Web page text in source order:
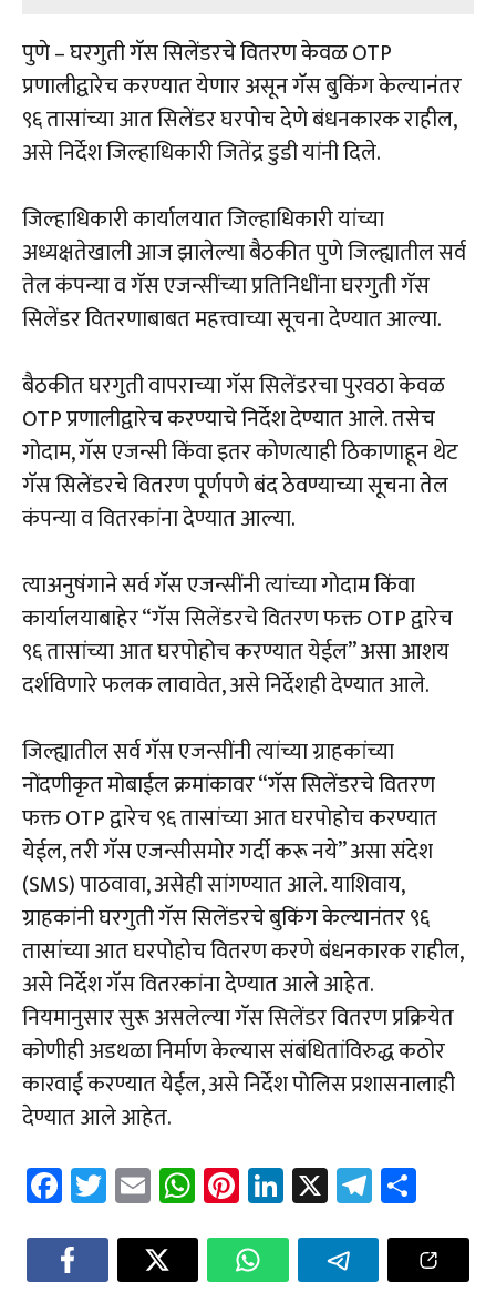
पुणे – घरगुती गॅस सिलेंडरचे वितरण केवळ OTP
प्रणालीद्वारेच करण्यात येणार असून गॅस बुकिंग केल्यानंतर
९६ तासांच्या आत सिलेंडर घरपोच देणे बंधनकारक राहील,
असे निर्देश जिल्हाधिकारी जितेंद्र डुडी यांनी दिले.
जिल्हाधिकारी कार्यालयात जिल्हाधिकारी यांच्या
अध्यक्षतेखाली आज झालेल्या बैठकीत पुणे जिल्ह्यातील सर्व
तेल कंपन्या व गॅस एजन्सींच्या प्रतिनिधींना घरगुती गॅस
सिलेंडर वितरणाबाबत महत्त्वाच्या सूचना देण्यात आल्या.
बैठकीत घरगुती वापराच्या गॅस सिलेंडरचा पुरवठा केवळ
OTP प्रणालीद्वारेच करण्याचे निर्देश देण्यात आले. तसेच
गोदाम, गॅस एजन्सी किंवा इतर कोणत्याही ठिकाणाहून थेट
गॅस सिलेंडरचे वितरण पूर्णपणे बंद ठेवण्याच्या सूचना तेल
कंपन्या व वितरकांना देण्यात आल्या.
त्याअनुषंगाने सर्व गॅस एजन्सींनी त्यांच्या गोदाम किंवा
कार्यालयाबाहेर “गॅस सिलेंडरचे वितरण फक्त OTP द्वारेच
९६ तासांच्या आत घरपोहोच करण्यात येईल” असा आशय
दर्शविणारे फलक लावावेत, असे निर्देशही देण्यात आले.
जिल्ह्यातील सर्व गॅस एजन्सींनी त्यांच्या ग्राहकांच्या
नोंदणीकृत मोबाईल क्रमांकावर “गॅस सिलेंडरचे वितरण
फक्त OTP द्वारेच ९६ तासांच्या आत घरपोहोच करण्यात
येईल, तरी गॅस एजन्सीसमोर गर्दी करू नये” असा संदेश
(SMS) पाठवावा, असेही सांगण्यात आले. याशिवाय,
ग्राहकांनी घरगुती गॅस सिलेंडरचे बुकिंग केल्यानंतर ९६
तासांच्या आत घरपोहोच वितरण करणे बंधनकारक राहील,
असे निर्देश गॅस वितरकांना देण्यात आले आहेत.
नियमानुसार सुरू असलेल्या गॅस सिलेंडर वितरण प्रक्रियेत
कोणीही अडथळा निर्माण केल्यास संबंधितांविरुद्ध कठोर
कारवाई करण्यात येईल, असे निर्देश पोलिस प्रशासनालाही
देण्यात आले आहेत.
Fa
ce
b
T
wi
tt
E
m
ail
W
h
at
Pi
nt
er
Li
nk
e
X Te
le
gr e